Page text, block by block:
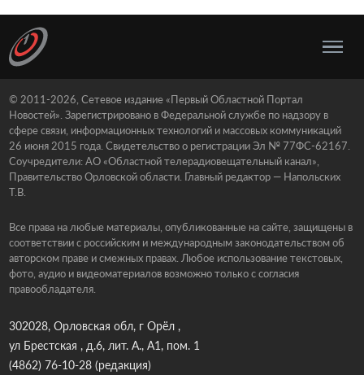
© 2011-2026, Сетевое издание «Первый Областной Портал
Новостей». Зарегистрировано в Федеральной службе по надзору в
сфере связи, информационных технологий и массовых коммуникаций
26 июня 2015 года. Свидетельство о регистрации Эл № 77ФС-62167.
Соучредители: АО «Областной телерадиовещательный канал»,
Правительство Орловской области. Главный редактор — Напольских
Т.В.
Все права на любые материалы, опубликованные на сайте, защищены в
соответствии с российским и международным законодательством об
авторском праве и смежных правах. Любое использование текстовых,
фото, аудио и видеоматериалов возможно только с согласия
правообладателя.
302028, Орловская обл, г Орёл ,
ул Брестская , д.6, лит. А., А1, пом. 1
(4862) 76-10-28(редакция)